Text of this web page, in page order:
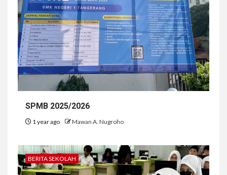
SPMB 2025/2026
1 year ago Mawan A. Nugroho
BERITA SEKOLAH